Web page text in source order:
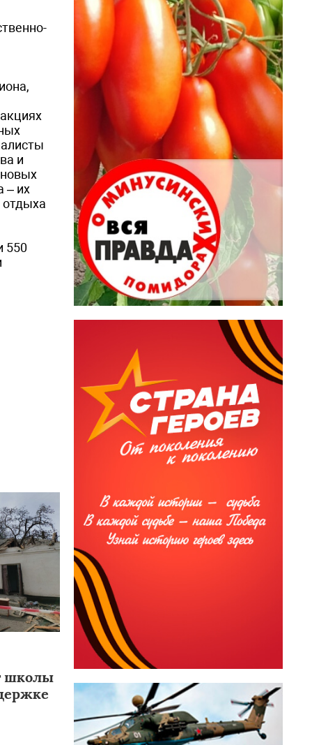
и
– их
отдыха
550
школы